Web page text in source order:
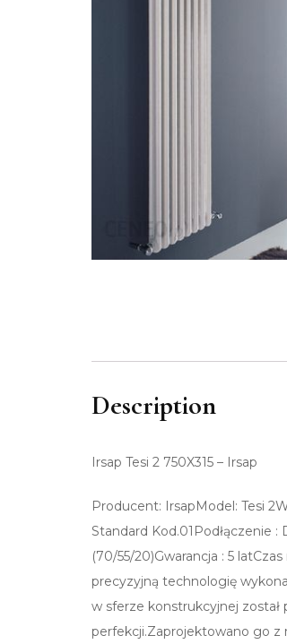
Description
Irsap Tesi 2 750X315 – Irsap
Producent: IrsapModel: Tesi
Standard Kod.01Podłączenie
(70/55/20)Gwarancja : 5
precyzyjną technologię
w sferze konstrukcyjnej
perfekcji.Zaprojektowano go